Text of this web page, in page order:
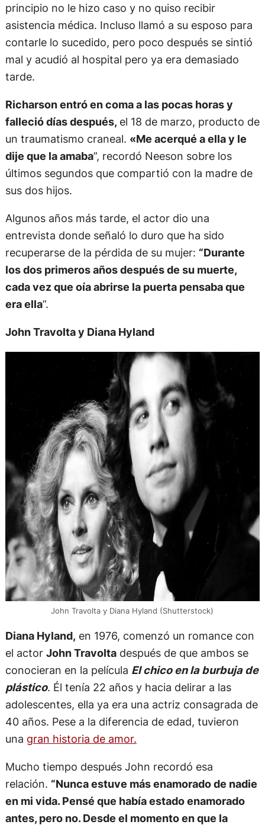
principio no le hizo caso y no quiso recibir
asistencia médica. Incluso llamó a su esposo para
contarle lo sucedido, pero poco después se sintió
mal y acudió al hospital pero ya era demasiado
tarde.
Richarson entró en coma a las pocas horas y
falleció días después, el 18 de marzo, producto de
un traumatismo craneal. «Me acerqué a ella y le
dije que la amaba”, recordó Neeson sobre los
últimos segundos que compartió con la madre de
sus dos hijos.
Algunos años más tarde, el actor dio una
entrevista donde señaló lo duro que ha sido
recuperarse de la pérdida de su mujer: “Durante
los dos primeros años después de su muerte,
cada vez que oía abrirse la puerta pensaba que
era ella”.
John Travolta y Diana Hyland
John Travolta y Diana Hyland (Shutterstock)
Diana Hyland, en 1976, comenzó un romance con
el actor John Travoltadespués de que ambos se
conocieran en la película El chico en la burbuja de
plástico. Él tenía 22 años y hacia delirar a las
adolescentes, ella ya era una actriz consagrada de
40 años. Pese a la diferencia de edad, tuvieron
una gran historia de amor.
Mucho tiempo después John recordó esa
relación. “Nunca estuve más enamorado de nadie
en mi vida. Pensé que había estado enamorado
antes, pero no. Desde el momento en que la